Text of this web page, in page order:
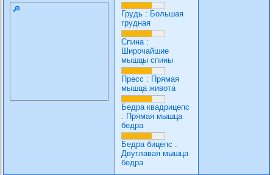
Грудь : Большая
грудная
Спина:
Широчайшие
мышцы спины
Пресс : Прямая
мышца живота
Бедра квадрицепс
: Прямая мышца
бедра
Бедра бицепс :
Двуглавая мышца
бедра